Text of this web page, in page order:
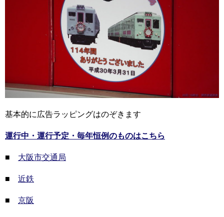
基本的に広告ラッピングはのぞきます
運行中・運行予定・毎年恒例のものはこちら
■ 大阪市交通局
■ 近鉄
■ 京阪